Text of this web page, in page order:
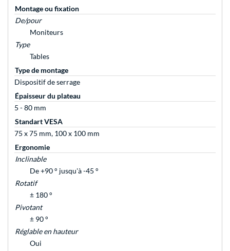
Montage ou fixation
De/pour
Moniteurs
Type
Tables
Type de montage
Dispositif de serrage
Épaisseur du plateau
5 - 80 mm
Standart VESA
75 x 75 mm, 100 x 100 mm
Ergonomie
Inclinable
De +90 ° jusqu'à -45 °
Rotatif
± 180 °
Pivotant
± 90 °
Réglable en hauteur
Oui